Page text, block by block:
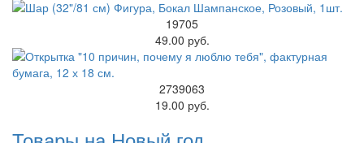
19705
49.00 руб.
2739063
19.00 руб.